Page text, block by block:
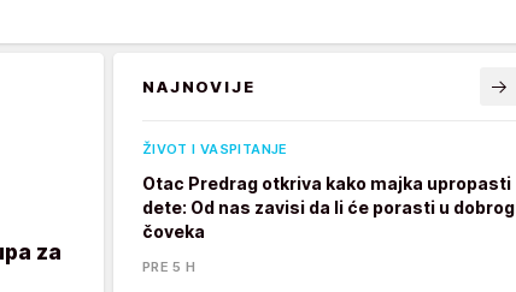
za
NAJNOVIJE
ŽIVOT I VASPITANJE
Otac Predrag otkriva kako majka upropasti
dete: Od nas zavisi da li će porasti u dobrog
čoveka
PRE 5 H